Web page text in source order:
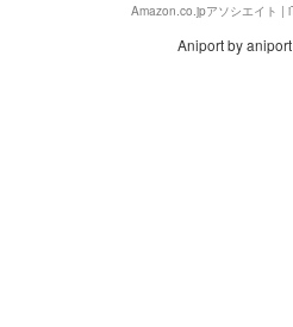
Amazon.co.jpアソシエイト |
Aniport by